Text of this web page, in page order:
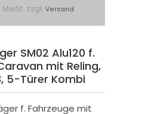
MwSt. zzgl. Versand
SM02 Alu120 f.
mit Reling,
5-Türer Kombi
f. Fahrzeuge mit